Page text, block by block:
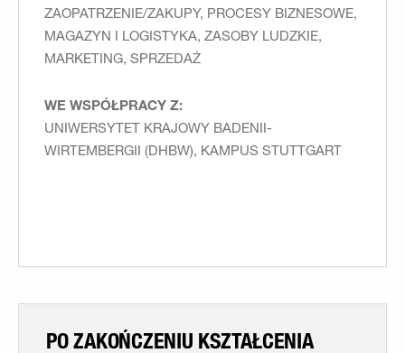
ZAOPATRZENIE/ZAKUPY, PROCESY BIZNESOWE,
MAGAZYN I LOGISTYKA, ZASOBY LUDZKIE,
MARKETING, SPRZEDAŻ
WE WSPÓŁPRACY Z:
UNIWERSYTET KRAJOWY BADENII-
WIRTEMBERGII (DHBW), KAMPUS STUTTGART
PO ZAKOŃCZENIU KSZTAŁCENIA